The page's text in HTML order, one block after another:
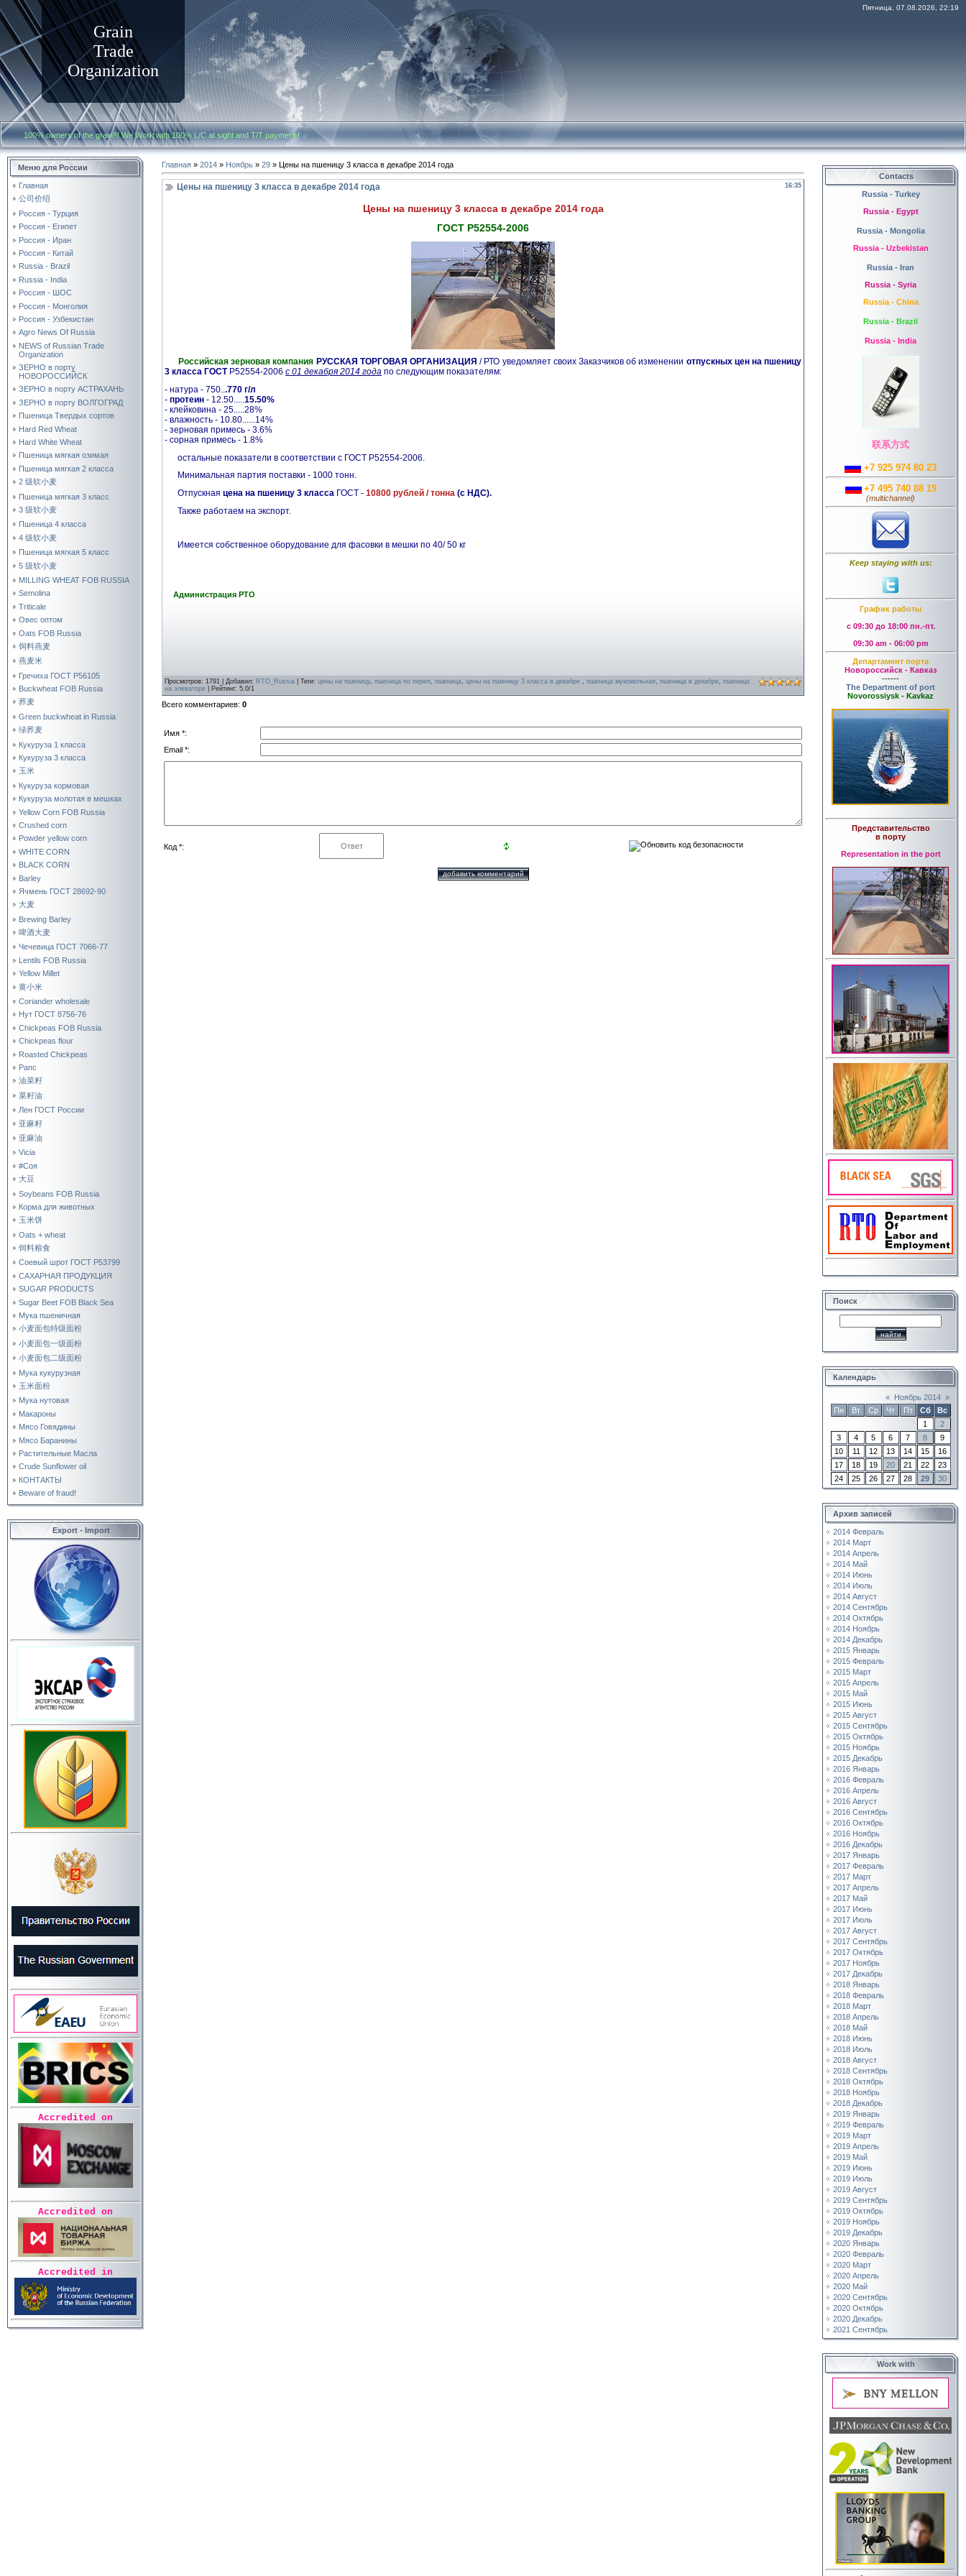
Grain
Trade
Organization
Пятница, 07.08.2026, 22:19
100% owners of the grain!!! We Work with100% L/C at sight and T/T payment!
Меню для России
Главная
公司价绍
Россия - Турция
Россия - Египет
Россия - Иран
Россия - Китай
Russia - Brazil
Russia - India
Россия - ШОС
Россия - Монголия
Россия - Узбекистан
Agro News Of Russia
NEWS of Russian Trade
Organization
ЗЕРНО в порту
НОВОРОССИЙСК
ЗЕРНО в порту АСТРАХАНЬ
ЗЕРНО в порту ВОЛГОГРАД
Пшеница Твердых сортов
Hard Red Wheat
Hard White Wheat
Пшеница мягкая озимая
Пшеница мягкая 2 класса
2 级软小麦
Пшеница мягкая 3 класс
3 级软小麦
Пшеница 4 класса
4 级软小麦
Пшеница мягкая 5 класс
5 级软小麦
MILLING WHEAT FOB RUSSIA
Semolina
Triticale
Овес оптом
Oats FOB Russia
饲料燕麦
燕麦米
Гречиха ГОСТ Р56105
Buckwheat FOB Russia
荞麦
Green buckwheat in Russia
绿荞麦
Кукуруза 1 класса
Кукуруза 3 класса
玉米
Кукуруза кормовая
Кукуруза молотая в мешках
Yellow Corn FOB Russia
Crushed corn
Powder yellow corn
WHITE CORN
BLACK CORN
Barley
Ячмень ГОСТ 28692-90
大麦
Brewing Barley
啤酒大麦
Чечевица ГОСТ 7066-77
Lentils FOB Russia
Yellow Millet
黄小米
Coriander wholesale
Нут ГОСТ 8756-76
Chickpeas FOB Russia
Chickpeas flour
Roasted Chickpeas
Рапс
油菜籽
菜籽油
Лен ГОСТ России
亚麻籽
亚麻油
Vicia
#Соя
大豆
Soybeans FOB Russia
Корма для животных
玉米饼
Oats + wheat
饲料粮食
Соевый шрот ГОСТ Р53799
САХАРНАЯ ПРОДУКЦИЯ
SUGAR PRODUCTS
Sugar Beet FOB Black Sea
Мука пшеничная
小麦面包特级面粉
小麦面包一级面粉
小麦面包二级面粉
Мука кукурузная
玉米面粉
Мука нутовая
Макароны
Мясо Говядины
Мясо Баранины
Растительные Масла
Crude Sunflower oil
КОНТАКТЫ
Beware of fraud!
Export - Import
Accredited on
Accredited on
Accredited in
Главная » 2014 » Ноябрь » 29 » Цены на пшеницу 3 класса в декабре 2014 года
16:35
Цены на пшеницу 3 класса в декабре 2014 года
Цены на пшеницу 3 класса в декабре 2014 года
ГОСТ Р52554-2006
Российская зерновая компания РУССКАЯ ТОРГОВАЯ ОРГАНИЗАЦИЯ / РТО уведомляет своих Заказчиков об изменении отпускных цен на пшеницу
3 класса ГОСТР52554-2006 с 01 декабря 2014 года по следующим показателям:
- натура - 750...770 г/л
- протеин - 12.50.....15.50%
- клейковина - 25.....28%
- влажность - 10.80......14%
- зерновая примесь - 3.6%
- сорная примесь - 1.8%
остальные показатели в соответствии с ГОСТ Р52554-2006.
Минимальная партия поставки - 1000 тонн.
Отпускная цена на пшеницу 3 класса ГОСТ - 10800 рублей / тонна (с НДС).
Также работаем на экспорт.
Имеется собственное оборудование для фасовки в мешки по 40/ 50 кг
Администрация РТО
Просмотров: 1791 Добавил: RTO_Russia Теги: цены на пшеницу, пшеница по переп пшеница цены на пшеницу 3 класса в декабре пшеница мукомольная пшеница в декабре пшеница
на элеваторе
Рейтинг: 5.0/1
Всего комментариев: 0
Имя *:
Email *:
Код *:
Contacts
Russia - Turkey
Russia - Egypt
Russia - Mongolia
Russia - Uzbekistan
Russia - Iran
Russia - Syria
Russia - China
Russia - Brazil
Russia - India
联系方式
+7 925 974 80 23
+7 495 740 88 19
(multichannel)
Keep staying with us:
График работы
с 09:30 до 18:00 пн.-пт.
09:30 am - 06:00 pm
Департамент порта
Новороссийск - Кавказ
------
The Department of port
Novorossiysk - Kavkaz
Представительство
в порту
Representation in the port
Поиск
Календарь
« Ноябрь 2014 »
Пн
Вт Ср Чт Пт Сб
Вс
1
2
3
4 5 6 7 8
9
10
11 12 13 14 15
16
17
18 19 20 21 22
23
24
25 26 27 28 29 30
Архив записей
2014 Февраль
2014 Март
2014 Апрель
2014 Май
2014 Июнь
2014 Июль
2014 Август
2014 Сентябрь
2014 Октябрь
2014 Ноябрь
2014 Декабрь
2015 Январь
2015 Февраль
2015 Март
2015 Апрель
2015 Май
2015 Июнь
2015 Август
2015 Сентябрь
2015 Октябрь
2015 Ноябрь
2015 Декабрь
2016 Январь
2016 Февраль
2016 Апрель
2016 Август
2016 Сентябрь
2016 Октябрь
2016 Ноябрь
2016 Декабрь
2017 Январь
2017 Февраль
2017 Март
2017 Апрель
2017 Май
2017 Июнь
2017 Июль
2017 Август
2017 Сентябрь
2017 Октябрь
2017 Ноябрь
2017 Декабрь
2018 Январь
2018 Февраль
2018 Март
2018 Апрель
2018 Май
2018 Июнь
2018 Июль
2018 Август
2018 Сентябрь
2018 Октябрь
2018 Ноябрь
2018 Декабрь
2019 Январь
2019 Февраль
2019 Март
2019 Апрель
2019 Май
2019 Июнь
2019 Июль
2019 Август
2019 Сентябрь
2019 Октябрь
2019 Ноябрь
2019 Декабрь
2020 Январь
2020 Февраль
2020 Март
2020 Апрель
2020 Май
2020 Сентябрь
2020 Октябрь
2020 Декабрь
2021 Сентябрь
Work with